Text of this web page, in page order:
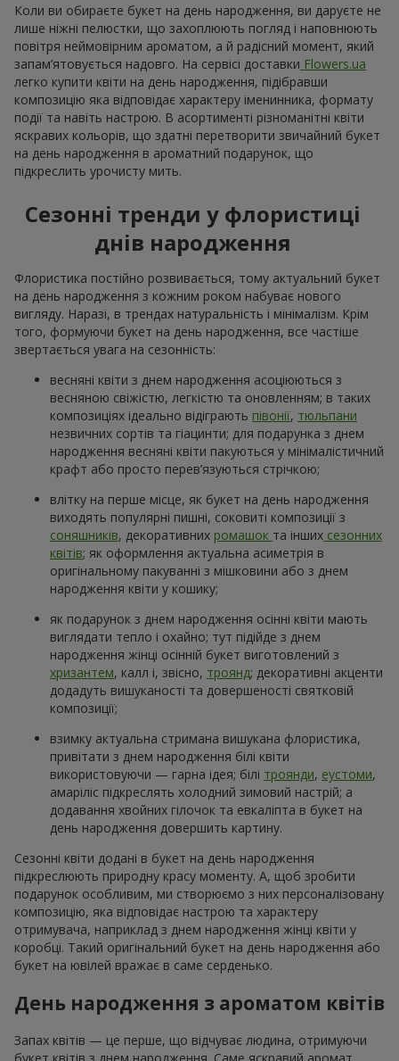
Коли ви обираєте букет на день народження, ви даруєте не
лише ніжні пелюстки, що захоплюють погляд і наповнюють
повітря неймовірним ароматом, а й радісний момент, який
запам’ятовується надовго. На сервісі доставки Flowers.ua
легко купити квіти на день народження, підібравши
композицію яка відповідає характеру іменинника, формату
події та навіть настрою. В асортименті різноманітні квіти
яскравих кольорів, що здатні перетворити звичайний букет
на день народження в ароматний подарунок, що
підкреслить урочисту мить.
Сезонні тренди у флористиці
днів народження
Флористика постійно розвивається, тому актуальний букет
на день народження з кожним роком набуває нового
вигляду. Наразі, в трендах натуральність і мінімалізм. Крім
того, формуючи букет на день народження, все частіше
звертається увага на сезонність:
весняні квіти з днем народження асоціюються з
весняною свіжістю, легкістю та оновленням; в таких
композиціях ідеально відіграють півонії, тюльпани
незвичних сортів та гіацинти; для подарунка з днем
народження весняні квіти пакуються у мінімалістичний
крафт або просто перев’язуються стрічкою;
влітку на перше місце, як букет на день народження
виходять популярні пишні, соковиті композиції з
соняшників, декоративних ромашок та інших сезонних
квітів; як оформлення актуальна асиметрія в
оригінальному пакуванні з мішковини або з днем
народження квіти у кошику;
як подарунок з днем народження осінні квіти мають
виглядати тепло і охайно; тут підійде з днем
народження жінці осінній букет виготовлений з
хризантем, калл і, звісно, троянд; декоративні акценти
додадуть вишуканості та довершеності святковій
композиції;
взимку актуальна стримана вишукана флористика,
привітати з днем народження білі квіти
використовуючи — гарна ідея; білі троянди, еустоми,
амаріліс підкреслять холодний зимовий настрій; а
додавання хвойних гілочок та евкаліпта в букет на
день народження довершить картину.
Сезонні квіти додані в букет на день народження
підкреслюють природну красу моменту. А, щоб зробити
подарунок особливим, ми створюємо з них персоналізовану
композицію, яка відповідає настрою та характеру
отримувача, наприклад з днем народження жінці квіти у
коробці. Такий оригінальний букет на день народження або
букет на ювілей вражає в саме серденько.
День народження з ароматом квітів
Запах квітів — це перше, що відчуває людина, отримуючи